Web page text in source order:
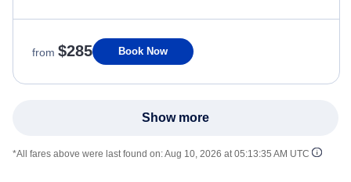
from $285 Book Now
Show more
*All fares above were last found on:Aug 10, 2026 at 05:13:35 AM UTC